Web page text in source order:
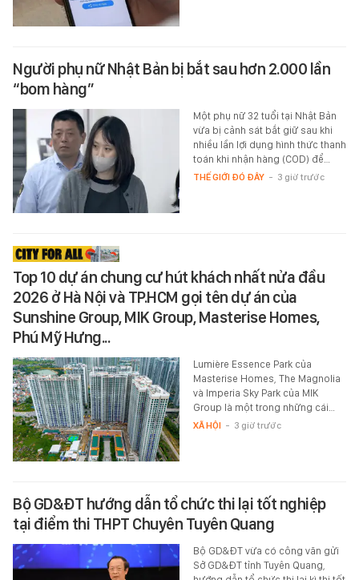
Người phụ nữ Nhật Bản bị bắt sau hơn 2.000 lần
“bom hàng”
Một phụ nữ 32 tuổi tại Nhật Bản
vừa bị cảnh sát bắt giữ sau khi
nhiều lần lợi dụng hình thức thanh
toán khi nhận hàng (COD) để…
THẾ GIỚI ĐÓ ĐÂY - 3 giờ trước
Top 10 dự án chung cư hút khách nhất nửa đầu
2026 ở Hà Nội và TP.HCM gọi tên dự án của
Sunshine Group, MIK Group, Masterise Homes,
Phú Mỹ Hưng...
Lumière Essence Park của
Masterise Homes, The Magnolia
và Imperia Sky Park của MIK
Group là một trong những cái…
XÃ HỘI - 3 giờ trước
Bộ GD&ĐT hướng dẫn tổ chức thi lại tốt nghiệp
tại điểm thi THPT Chuyên Tuyên Quang
Bộ GD&ĐT vừa có công văn gửi
Sở GD&ĐT tỉnh Tuyên Quang,